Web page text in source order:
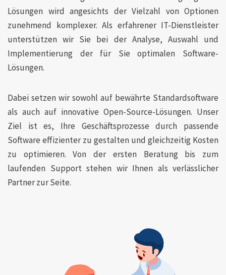
Lösungen wird angesichts der Vielzahl von Optionen
zunehmend komplexer. Als erfahrener IT-Dienstleister
unterstützen wir Sie bei der Analyse, Auswahl und
Implementierung der für Sie optimalen Software-
Lösungen.
Dabei setzen wir sowohl auf bewährte Standardsoftware
als auch auf innovative Open-Source-Lösungen. Unser
Ziel ist es, Ihre Geschäftsprozesse durch passende
Software effizienter zu gestalten und gleichzeitig Kosten
zu optimieren. Von der ersten Beratung bis zum
laufenden Support stehen wir Ihnen als verlässlicher
Partner zur Seite.